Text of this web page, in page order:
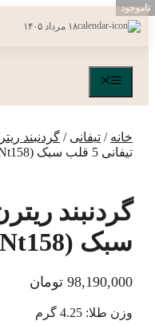
رفتن
به
۱۸ مرداد ۱۴۰۵
خانه / تیفانی / گردنبند
تیفانی 5 قلب سبک (Nt158)
سبک (Nt158)
98,190,000 تومان
وزن طلا: 4.25 گرم
ناموجود
ناموجود